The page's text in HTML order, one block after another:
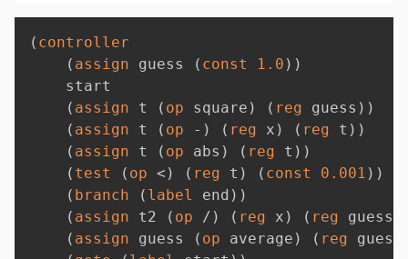
( controller
( assign guess ( const 1.0 ) )
    start
( assign t ( op square ) ( reg guess ) )
( assign t ( op - ) ( reg x ) ( reg t ) )
( assign t ( op abs ) ( reg t ) )
( test ( op < ) ( reg t ) ( const 0.001 ) )
( branch ( label end ) )
( assign t2 ( op / ) ( reg x ) ( reg guess
( assign guess ( op average ) ( reg guess